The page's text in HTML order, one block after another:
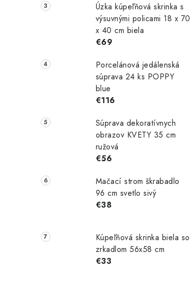
Úzka kúpeľňová skrinka s
výsuvnými policami 18 x 70
x 40 cm biela
€69
Porcelánová jedálenská
súprava 24 ks POPPY
blue
€116
Súprava dekoratívnych
obrazov KVETY 35 cm
ružová
€56
Mačací strom škrabadlo
96 cm svetlo sivý
€38
Kúpeľňová skrinka biela so
zrkadlom 56x58 cm
€33